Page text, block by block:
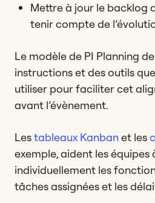
Mettre à jour le backlog
tenir compte de
Le modèle de PI Planning
instructions et des outils
utiliser pour faciliter cet
avant l’évènement.
Lestableaux Kanbanet les
exemple, aident les équipes
individuellement les
tâches assignées et les